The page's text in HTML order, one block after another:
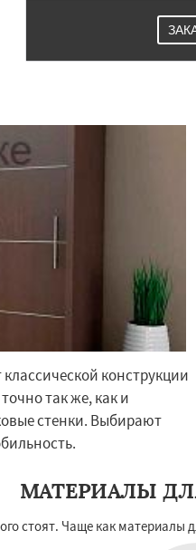
по
×
Яхрома
Бобров
Богородское
Жилево
Загорянский
конструкции
так же, как и
стенки. Выбирают
МАТЕРИАЛЫ
стоят. Чаще как
УЗНАТЬ